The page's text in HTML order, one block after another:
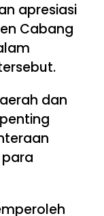
apresiasi
Cabang
dan